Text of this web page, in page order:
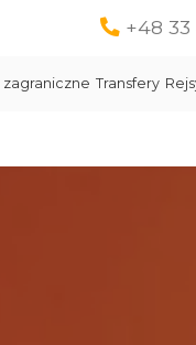
+48 33
Transfery